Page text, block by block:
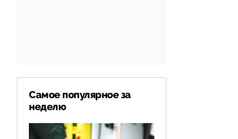
Самое популярное за
неделю